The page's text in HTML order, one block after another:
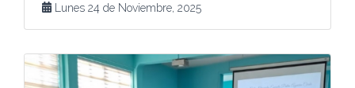
Lunes 24 de Noviembre, 2025